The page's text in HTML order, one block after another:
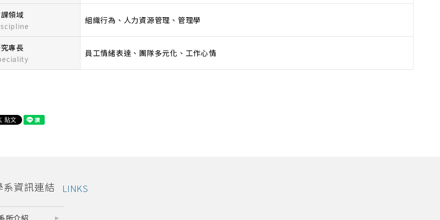
領域
組織行為、人力資源管理、管理學
專長
員工情緒表達、團隊多元化、工作心情
系資訊連結 LINKS
所介紹